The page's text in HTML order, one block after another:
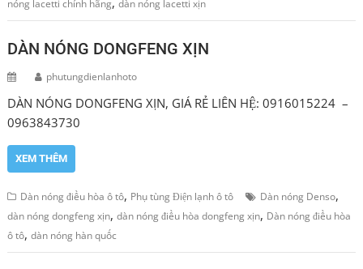
nóng lacetti chính hãng dàn nóng lacetti xịn
DÀN NÓNG DONGFENG XỊN
phutungdienlanhoto
DÀN NÓNG DONGFENG XỊN, GIÁ RẺ LIÊN HỆ: 0916015224 –
0963843730
XEM THÊM
Dàn nóng điều hòa ô tô, Phụ tùng Điện lạnh ô tô Dàn nóng Denso,
dàn nóng dongfeng xịn,dàn nóng điều hòa dongfeng xịn, Dàn nóng điều hòa
ô tô,dàn nóng hàn quốc